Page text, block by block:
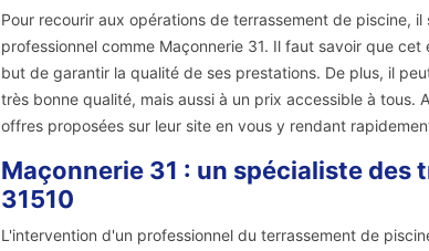
Pour recourir aux opérations de terrassement de piscine,
professionnel comme Maçonnerie 31. Il faut savoir que
but de garantir la qualité de ses prestations. De plus, il
très bonne qualité, mais aussi à un prix accessible à
offres proposées sur leur site en vous y rendant
Maçonnerie 31 : un spécialiste des
31510
L'intervention d'un professionnel du terrassement de